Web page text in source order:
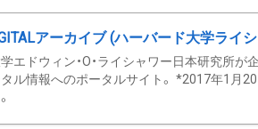
アーカイブ (ハーバード大学ライ
エドウィン・O・ライシャワー日本研究所が
ル情報へのポータルサイト。 *2017年1月